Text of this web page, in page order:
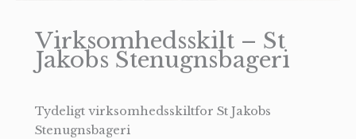
Virksomhedsskilt – St
Jakobs Stenugnsbageri
Tydeligt virksomhedsskiltfor St Jakobs
Stenugnsbageri